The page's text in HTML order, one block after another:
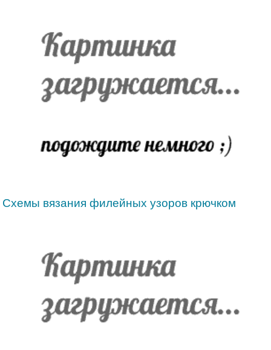
Схемы вязания филейных узоров крючком